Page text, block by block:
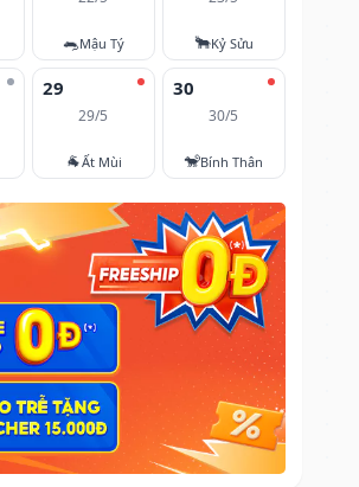
🐀Mậu Tý 🐂Kỷ Sửu
29
29/5
🐐Ất Mùi
30
30/5
🐒Bính Thân